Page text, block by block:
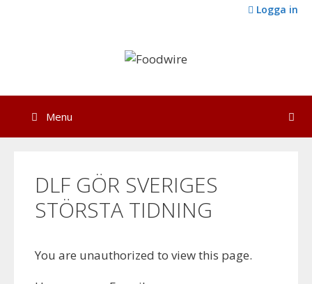
Logga in
Menu
DLF GÖR SVERIGES
STÖRSTA TIDNING
You are unauthorized to view this page.